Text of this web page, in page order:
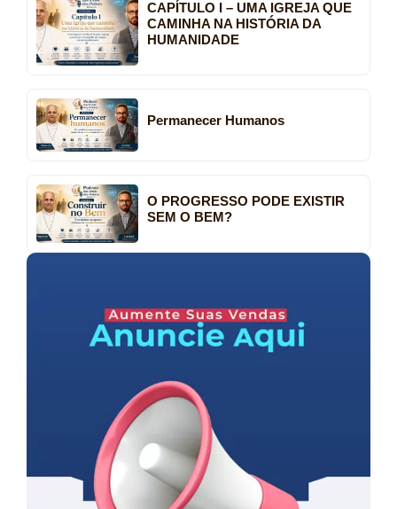
CAPÍTULO I – UMA IGREJA QUE
CAMINHA NA HISTÓRIA DA
HUMANIDADE
Permanecer Humanos
O PROGRESSO PODE EXISTIR
SEM O BEM?